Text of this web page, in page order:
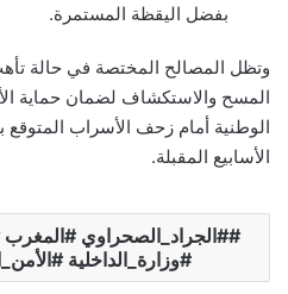
بفضل اليقظة المستمرة.
وتظل المصالح المختصة في حالة
المسح والاستكشاف لضمان حماية
الوطنية أمام زحف الأسراب المتوقع
الأسابيع المقبلة.
#الجراد_الصحراوي #المغرب
#وزارة_الداخلية